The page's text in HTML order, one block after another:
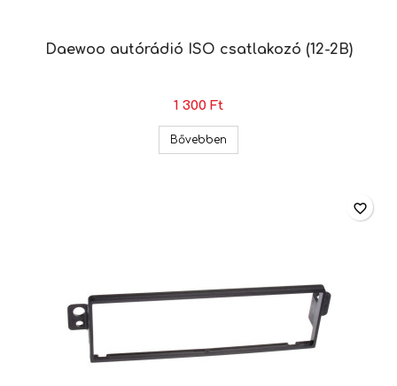
Daewoo autórádió ISO csatlakozó (12-2B)
1 300 Ft
Bővebben
favorite_border